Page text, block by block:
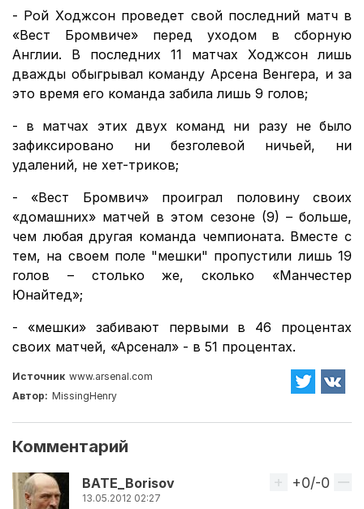
- Рой Ходжсон проведет свой последний матч в
«Вест Бромвиче» перед уходом в сборную
Англии. В последних 11 матчах Ходжсон лишь
дважды обыгрывал команду Арсена Венгера, и за
это время его команда забила лишь 9 голов;
- в матчах этих двух команд ни разу не было
зафиксировано ни безголевой ничьей, ни
удалений, не хет-триков;
- «Вест Бромвич» проиграл половину своих
«домашних» матчей в этом сезоне (9) – больше,
чем любая другая команда чемпионата. Вместе с
тем, на своем поле "мешки" пропустили лишь 19
голов – столько же, сколько «Манчестер
Юнайтед»;
- «мешки» забивают первыми в 46 процентах
своих матчей, «Арсенал» - в 51 процентах.
Источник www.arsenal.com
Автор: MissingHenry
Комментарий
BATE_Borisov
13.05.2012 02:27
Вверх
+0/-0